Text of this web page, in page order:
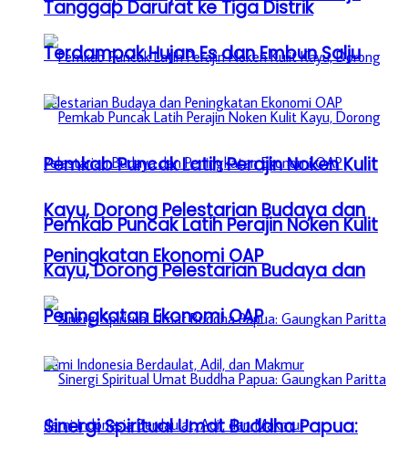
Pemkab Puncak Latih Perajin Noken Kulit
Kayu, Dorong Pelestarian Budaya dan
Peningkatan Ekonomi OAP
Sinergi Spiritual Umat Buddha Papua:
Tanggap Darurat ke Tiga Distrik
Terdampak Hujan Es dan Embun Salju
Pemkab Puncak Latih Perajin Noken Kulit
Kayu, Dorong Pelestarian Budaya dan
Peningkatan Ekonomi OAP